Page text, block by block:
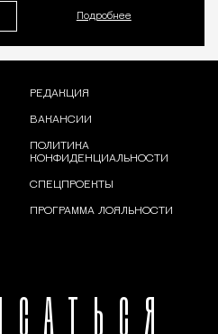
Подробнее
РЕДАКЦИЯ
ВАКАНСИИ
ПОЛИТИКА
КОНФИДЕНЦИАЛЬНОСТИ
СПЕЦПРОЕКТЫ
ПРОГРАММА ЛОЯЛЬНОСТИ